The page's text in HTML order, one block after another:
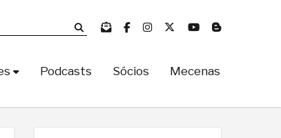
Podcasts Sócios Mecenas